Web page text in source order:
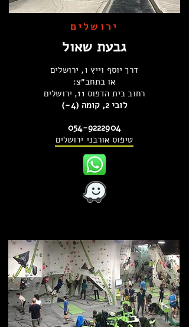
ירושלים
גבעת שאול
דרך יוסף וייץ 1, ירושלים
או בתחב״צ:
רחוב בית הדפוס 11, ירושלים
לובי 2, קומה (4-)
054-9222904
טיפוס אורבני ירושלים